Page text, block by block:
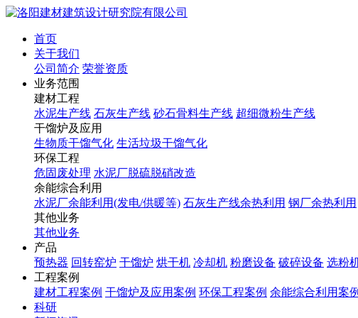
首页
关于我们
公司简介 荣誉资质
业务范围
建材工程
水泥生产线 石灰生产线 砂石骨料生产线 超细微粉生产线
干馏炉及应用
生物质干馏气化 生活垃圾干馏气化
环保工程
危固废处理 水泥厂脱硫脱硝改造
余能综合利用
水泥厂余能利用(发电/供暖等) 石灰生产线余热利用 钢厂余热利用
其他业务
其他业务
产品
预热器 回转窑炉 干馏炉 烘干机 冷却机 粉磨设备 破碎设备 选粉
工程案例
建材工程案例 干馏炉及应用案例 环保工程案例 余能综合利用案例
科研